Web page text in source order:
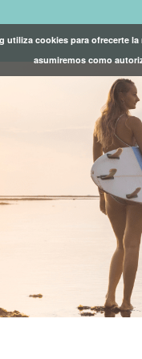
utiliza cookies para ofrecerte
asumiremos como